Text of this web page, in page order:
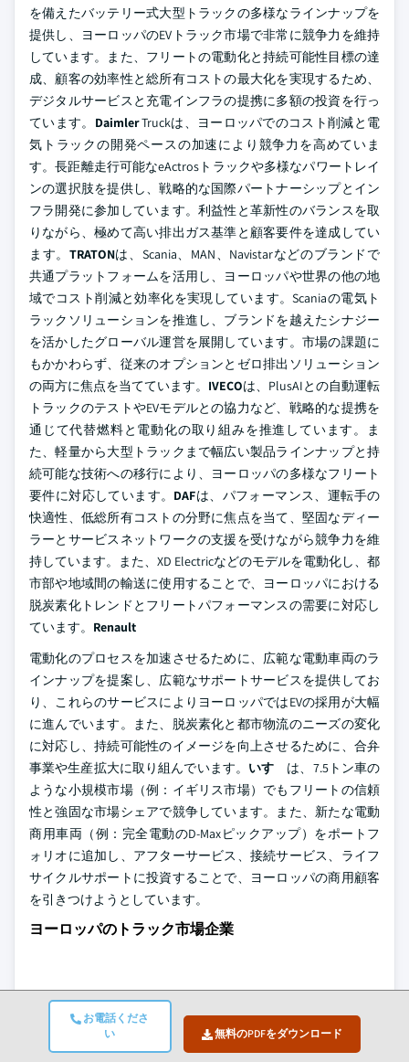
お電話くださ
い
無料のPDFをダウンロード
を備えたバッテリー式大型トラックの多様なラインナップを
提供し、ヨーロッパのEVトラック市場で非常に競争力を維持
しています。また、フリートの電動化と持続可能性目標の達
成、顧客の効率性と総所有コストの最大化を実現するため、
デジタルサービスと充電インフラの提携に多額の投資を行っ
ています。 DaimlerTruckは、ヨーロッパでのコスト削減と電
気トラックの開発ペースの加速により競争力を高めていま
す。長距離走行可能なeActrosトラックや多様なパワートレイ
ンの選択肢を提供し、戦略的な国際パートナーシップとイン
フラ開発に参加しています。利益性と革新性のバランスを取
りながら、極めて高い排出ガス基準と顧客要件を達成してい
ます。 TRATONは、Scania、MAN、Navistarなどのブランドで
共通プラットフォームを活用し、ヨーロッパや世界の他の地
域でコスト削減と効率化を実現しています。Scaniaの電気ト
ラックソリューションを推進し、ブランドを越えたシナジー
を活かしたグローバル運営を展開しています。市場の課題に
もかかわらず、従来のオプションとゼロ排出ソリューション
の両方に焦点を当てています。 IVECOは、PlusAIとの自動運転
トラックのテストやEVモデルとの協力など、戦略的な提携を
通じて代替燃料と電動化の取り組みを推進しています。ま
た、軽量から大型トラックまで幅広い製品ラインナップと持
続可能な技術への移行により、ヨーロッパの多様なフリート
要件に対応しています。 DAFは、パフォーマンス、運転手の
快適性、低総所有コストの分野に焦点を当て、堅固なディー
ラーとサービスネットワークの支援を受けながら競争力を維
持しています。また、XD Electricなどのモデルを電動化し、都
市部や地域間の輸送に使用することで、ヨーロッパにおける
脱炭素化トレンドとフリートパフォーマンスの需要に対応し
ています。 Renault
電動化のプロセスを加速させるために、広範な電動車両のラ
インナップを提案し、広範なサポートサービスを提供してお
り、これらのサービスによりヨーロッパではEVの採用が大幅
に進んでいます。また、脱炭素化と都市物流のニーズの変化
に対応し、持続可能性のイメージを向上させるために、合弁
事業や生産拡大に取り組んでいます。 いすゞ は、7.5トン車の
ような小規模市場（例：イギリス市場）でもフリートの信頼
性と強固な市場シェアで競争しています。また、新たな電動
商用車両（例：完全電動のD-Maxピックアップ）をポートフ
ォリオに追加し、アフターサービス、接続サービス、ライフ
サイクルサポートに投資することで、ヨーロッパの商用顧客
を引きつけようとしています。
ヨーロッパのトラック市場企業
トラック業界で活動する主要企業は以下の通りです：
ベラーズ